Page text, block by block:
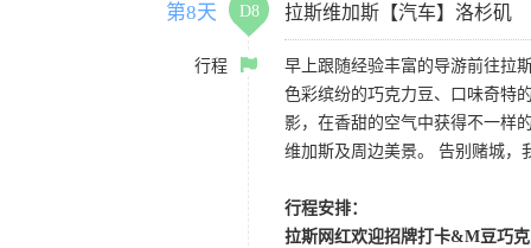
第8天 D8 拉斯维加斯【汽车】洛杉矶
行程
早上跟随经验丰富的导游前往拉
色彩缤纷的巧克力豆、口味奇特
影，在香甜的空气中获得不一样
维加斯及周边美景。 告别赌城
行程安排：
拉斯网红欢迎招牌打卡&M豆巧